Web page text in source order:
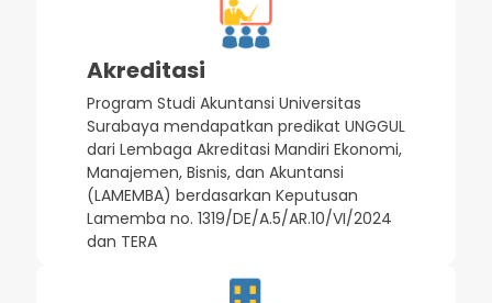
Akreditasi
Program Studi Akuntansi Universitas
Surabaya mendapatkan predikat UNGGUL
dari Lembaga Akreditasi Mandiri Ekonomi,
Manajemen, Bisnis, dan Akuntansi
(LAMEMBA) berdasarkan Keputusan
Lamemba no. 1319/DE/A.5/AR.10/VI/2024
dan TERA